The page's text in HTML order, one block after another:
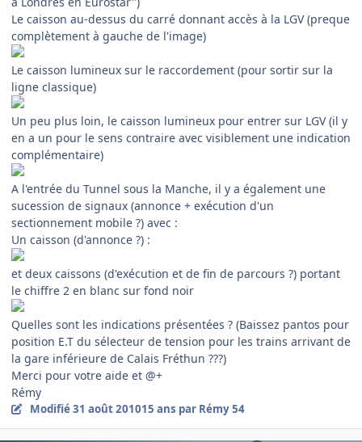
Le caisson au-dessus du carré donnant accès à la LGV (preque
complètement à gauche de l'image)
Le caisson lumineux sur le raccordement (pour sortir sur la
ligne classique)
Un peu plus loin, le caisson lumineux pour entrer sur LGV (il y
en a un pour le sens contraire avec visiblement une indication
complémentaire)
A l'entrée du Tunnel sous la Manche, il y a également une
sucession de signaux (annonce + exécution d'un
sectionnement mobile ?) avec :
Un caisson (d'annonce ?) :
et deux caissons (d'exécution et de fin de parcours ?) portant
le chiffre 2 en blanc sur fond noir
Quelles sont les indications présentées ? (Baissez pantos pour
position E.T du sélecteur de tension pour les trains arrivant de
la gare inférieure de Calais Fréthun ???)
Merci pour votre aide et @+
Rémy
Modifié31 août 201015 ans par Rémy 54